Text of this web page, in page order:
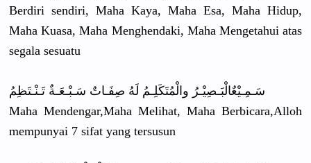
Berdiri sendiri, Maha Kaya, Maha Esa, Maha Hidup,
Maha Kuasa, Maha Menghendaki, Maha Mengetahui atas
segala sesuatu
سَـمِـيْعٌالْبَـصِيْـرُ والْمُتَكَلِـمُ لَهُ صِفَـاتٌ سَـبْـعَـة ٌ تَـنْـتَظِمُ
Maha Mendengar,Maha Melihat, Maha Berbicara,Alloh
mempunyai 7 sifat yang tersusun